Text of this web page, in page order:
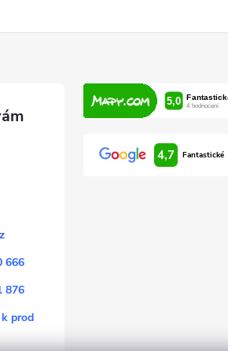
666
876
prod
4,7 Fantastické